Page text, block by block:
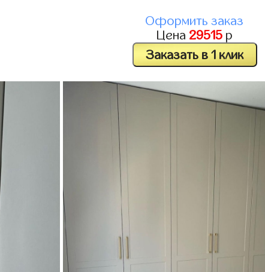
Оформить заказ
Цена 29515 р
Заказать в 1 клик